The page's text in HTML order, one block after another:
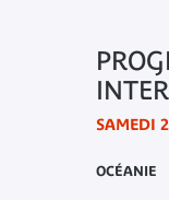
SAMEDI
OCÉANIE